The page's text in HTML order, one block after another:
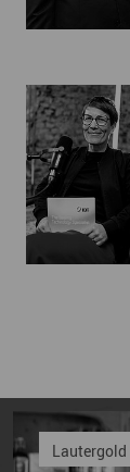
Lautergold